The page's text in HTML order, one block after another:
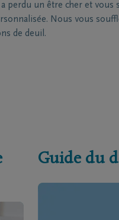
perdu un être cher et
Nous vous
de deuil.
Guide du